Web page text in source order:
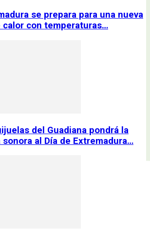
se prepara para una nueva
calor con temperaturas…
del Guadiana pondrá la
sonora al Día de Extremadura…